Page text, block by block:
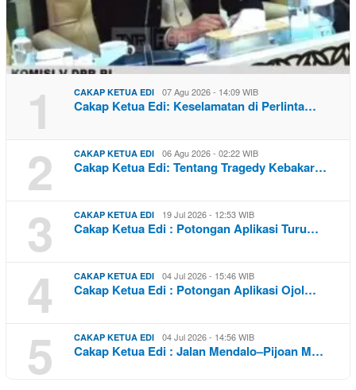
1 CAKAP KETUA EDI 07 Agu 2026 - 14:09 WIB
Cakap Ketua Edi: Keselamatan di Perlinta…
2 CAKAP KETUA EDI 06 Agu 2026 - 02:22 WIB
Cakap Ketua Edi: Tentang Tragedy Kebakar…
3 CAKAP KETUA EDI 19 Jul 2026 - 12:53 WIB
Cakap Ketua Edi : Potongan Aplikasi Turu…
4 CAKAP KETUA EDI 04 Jul 2026 - 15:46 WIB
Cakap Ketua Edi : Potongan Aplikasi Ojol…
5 CAKAP KETUA EDI 04 Jul 2026 - 14:56 WIB
Cakap Ketua Edi : Jalan Mendalo–Pijoan M…